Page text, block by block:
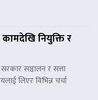
नियुक्ति र
सञ्चालन र सत्ता
लिएर विभिन्न चर्चा